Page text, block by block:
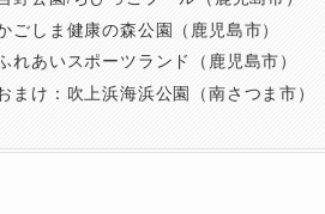
ごしま健康の森公園（鹿児島市）
れあいスポーツランド（鹿児島市）
まけ：吹上浜海浜公園（南さつま市）